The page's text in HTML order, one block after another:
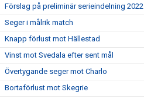
Förslag på preliminär serieindelning 2022
Seger i målrik match
Knapp förlust mot Hällestad
Vinst mot Svedala efter sent mål
Övertygande seger mot Charlo
Bortaförlust mot Skegrie